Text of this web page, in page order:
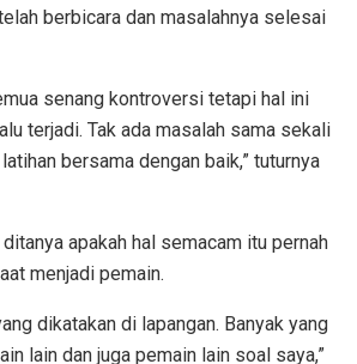
berbicara dan masalahnya selesai
senang kontroversi tetapi hal ini
terjadi. Tak ada masalah sama sekali
bersama dengan baik,” tuturnya
apakah hal semacam itu pernah
menjadi pemain.
dikatakan di lapangan. Banyak yang
lain dan juga pemain lain soal saya,”